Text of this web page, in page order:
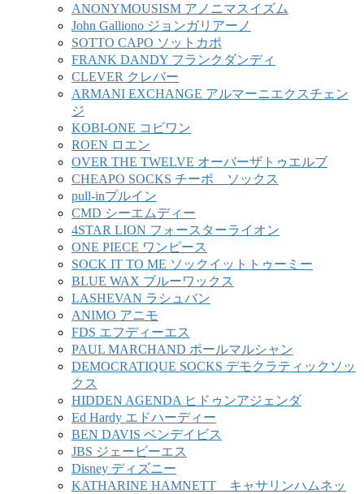
ANONYMOUSISM アノニマスイズム
John Galliono ジョンガリアーノ
SOTTO CAPO ソットカポ
FRANK DANDY フランクダンディ
CLEVER クレバー
ARMANI EXCHANGE アルマーニエクスチェン
ジ
KOBI-ONE コビワン
ROEN ロエン
OVER THE TWELVE オーバーザトゥエルブ
CHEAPO SOCKS チーポ ソックス
pull-inプルイン
CMD シーエムディー
4STAR LION フォースターライオン
ONE PIECE ワンピース
SOCK IT TO ME ソックイットトゥーミー
BLUE WAX ブルーワックス
LASHEVAN ラシュバン
ANIMO アニモ
FDS エフディーエス
PAUL MARCHAND ポールマルシャン
DEMOCRATIQUE SOCKS デモクラティックソッ
クス
HIDDEN AGENDA ヒドゥンアジェンダ
Ed Hardy エドハーディー
BEN DAVIS ベンデイビス
JBS ジェービーエス
Disney ディズニー
KATHARINE HAMNETT キャサリンハムネッ